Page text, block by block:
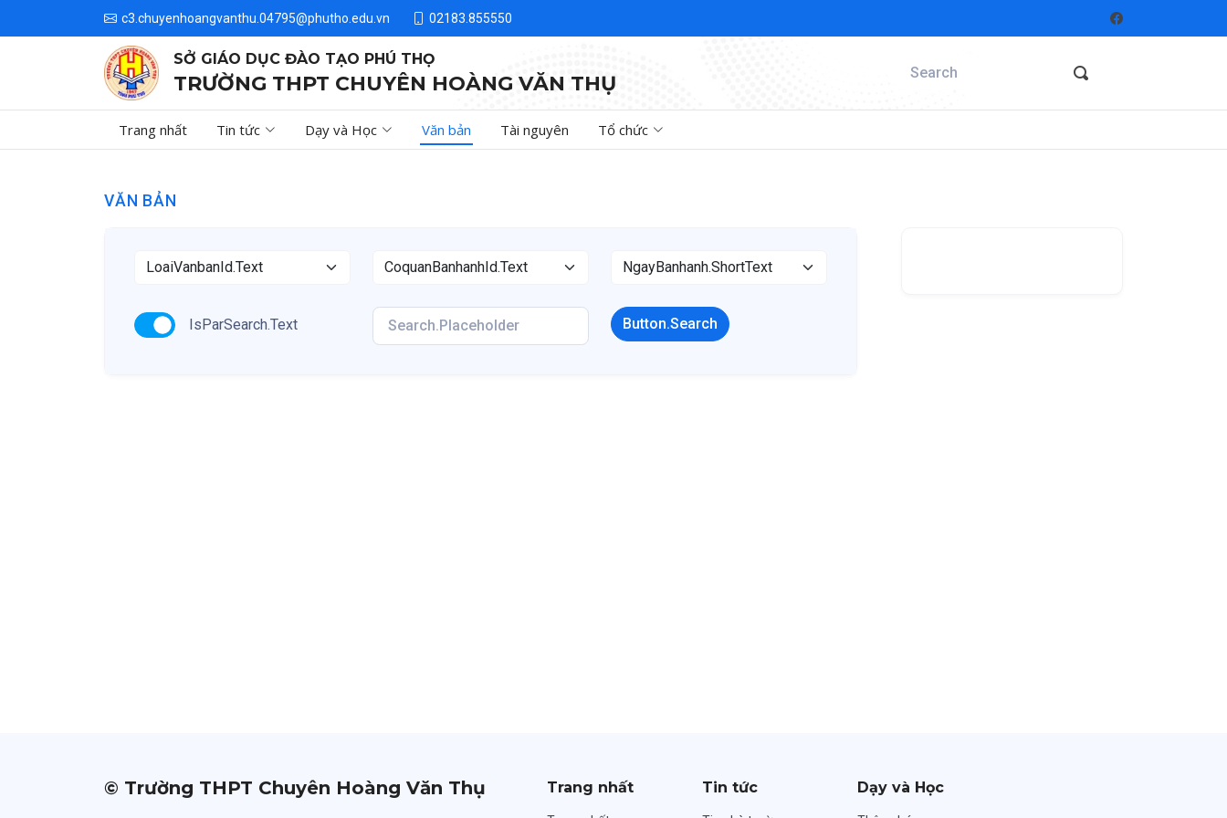
c3.chuyenhoangvanthu.04795@phutho.edu.vn 02183.855550
SỞ GIÁO DỤC ĐÀO TẠO PHÚ THỌ
TRƯỜNG THPT CHUYÊN HOÀNG VĂN THỤ
Trang nhất Tin tức Dạy và Học Văn bản Tài nguyên Tổ chức
VĂN BẢN
IsParSearch.Text Button.Search
© Trường THPT Chuyên Hoàng Văn Thụ Trang nhất Tin tức Dạy và Học